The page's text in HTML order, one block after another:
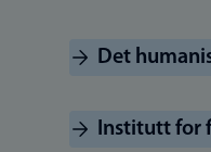
Det
Institutt for